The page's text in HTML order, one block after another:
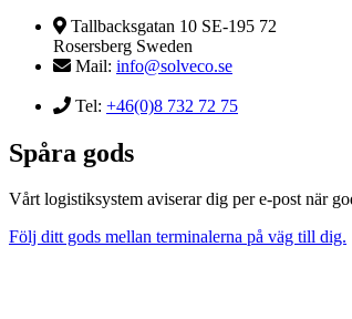
Tallbacksgatan 10 SE-195 72
Rosersberg Sweden
Mail: info@solveco.se
Tel: +46(0)8 732 72 75
Spåra gods
Vårt logistiksystem aviserar dig per e-post när
Följ ditt gods mellan terminalerna på väg till dig.